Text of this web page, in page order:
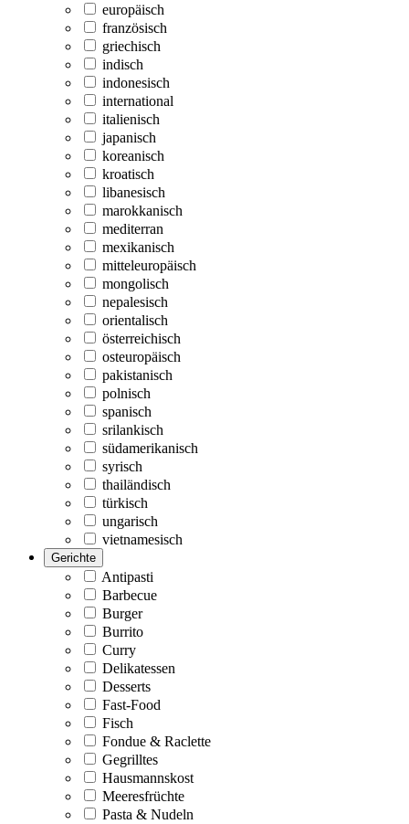
europäisch
französisch
griechisch
indisch
indonesisch
international
italienisch
japanisch
koreanisch
kroatisch
libanesisch
marokkanisch
mediterran
mexikanisch
mitteleuropäisch
mongolisch
nepalesisch
orientalisch
österreichisch
osteuropäisch
pakistanisch
polnisch
spanisch
srilankisch
südamerikanisch
syrisch
thailändisch
türkisch
ungarisch
vietnamesisch
Gerichte
Antipasti
Barbecue
Burger
Burrito
Curry
Delikatessen
Desserts
Fast-Food
Fisch
Fondue & Raclette
Gegrilltes
Hausmannskost
Meeresfrüchte
Pasta & Nudeln